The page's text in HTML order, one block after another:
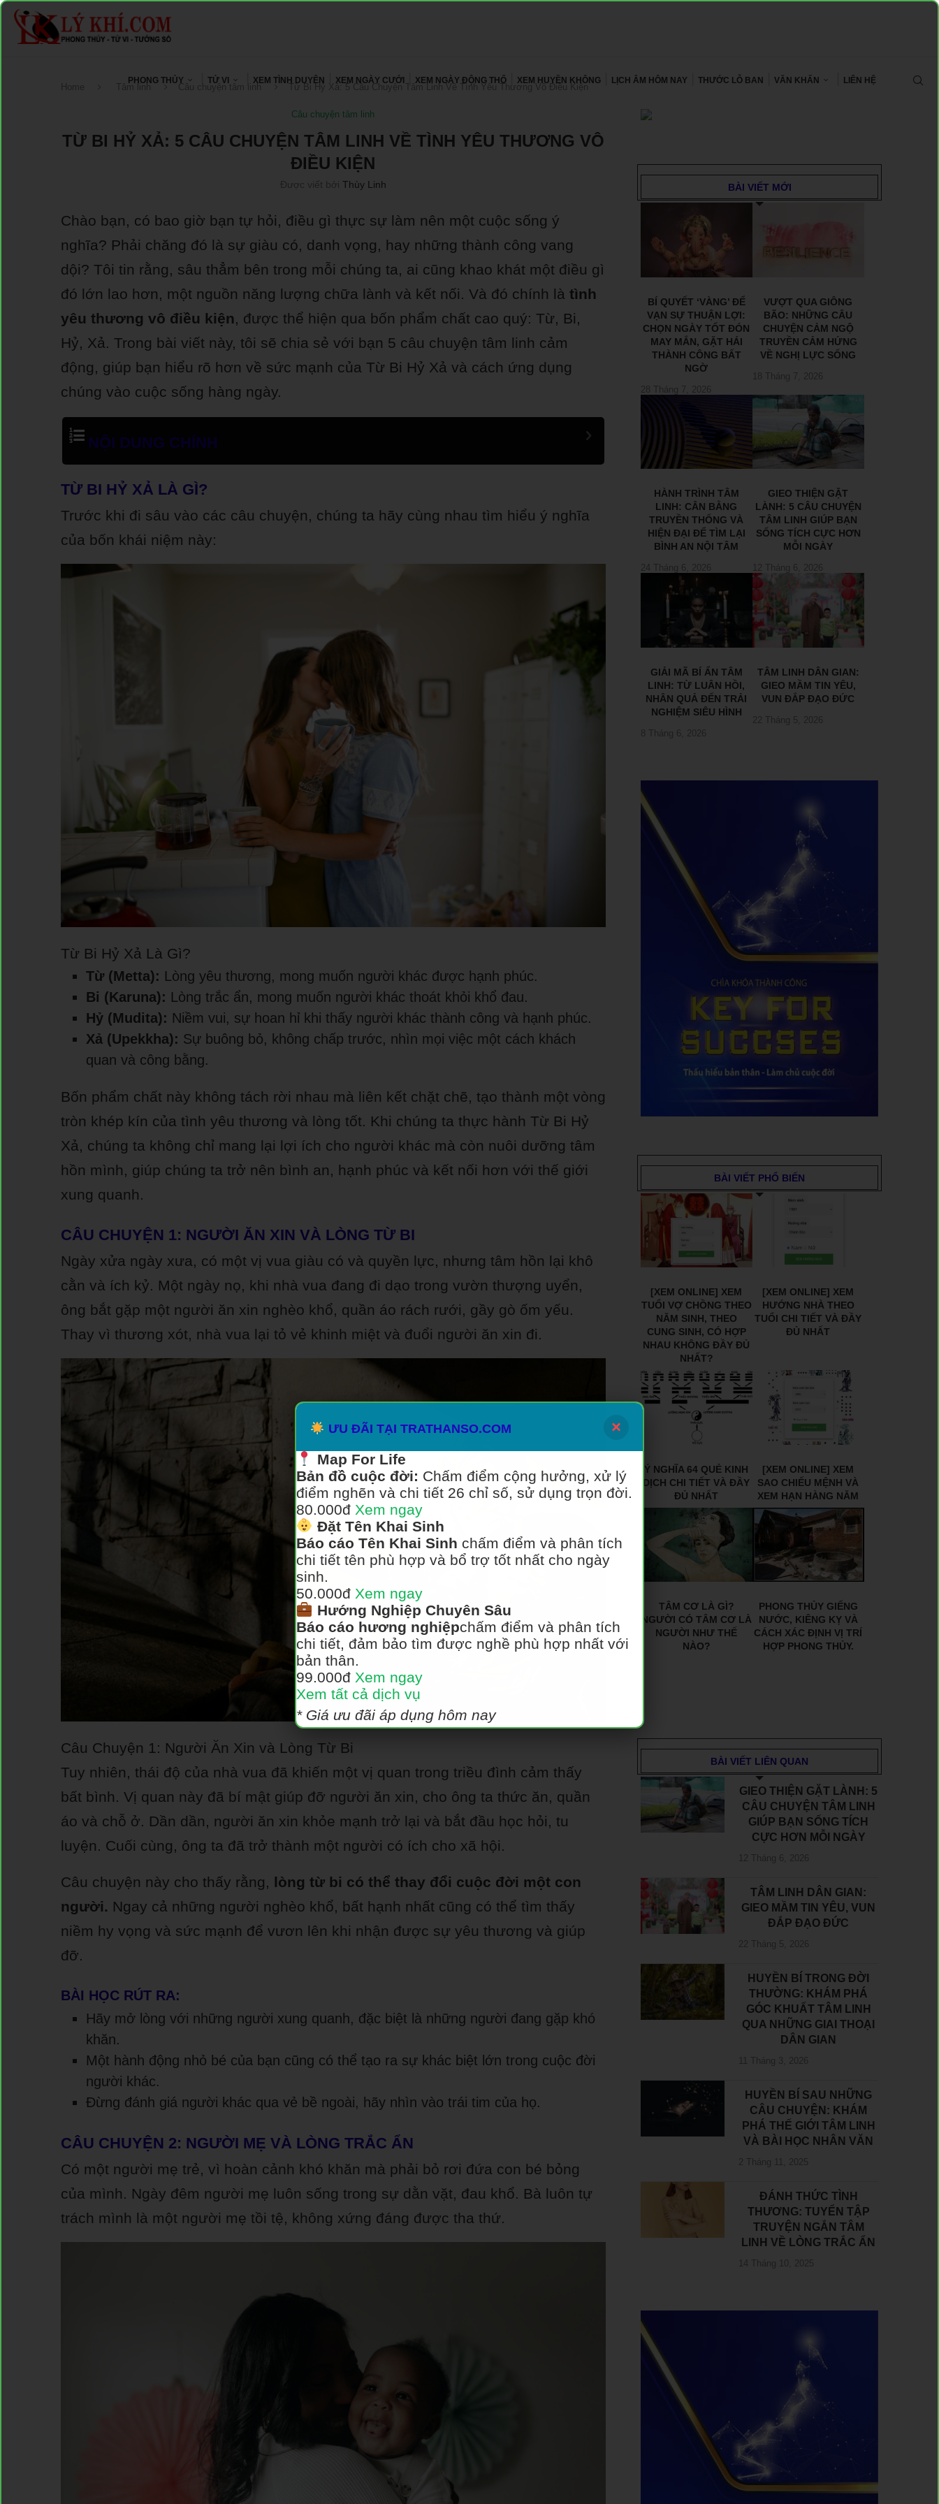
PHONG THỦY TỬ VI XEM TÌNH DUYÊN XEM NGÀY CƯỚI XEM NGÀY ĐỘNG THỔ XEM HUYỀN KHÔNG LỊCH ÂM HÔM NAY THƯỚC LỖ BAN VĂN KHẤN LIÊN HỆ
Home Tâm linh Câu chuyện tâm linh Từ Bi Hỷ Xả: 5 Câu Chuyện Tâm Linh Về Tình Yêu Thương Vô Điều Kiện
Câu chuyện tâm linh
TỪ BI HỶ XẢ: 5 CÂU CHUYỆN TÂM LINH VỀ TÌNH YÊU THƯƠNG VÔ
ĐIỀU KIỆN
Được viết bởi Thùy Linh
Chào bạn, có bao giờ bạn tự hỏi, điều gì thực sự làm nên một cuộc sống ý
nghĩa? Phải chăng đó là sự giàu có, danh vọng, hay những thành công vang
dội? Tôi tin rằng, sâu thẳm bên trong mỗi chúng ta, ai cũng khao khát một điều gì
đó lớn lao hơn, một nguồn năng lượng chữa lành và kết nối. Và đó chính là tình
yêu thương vô điều kiện, được thể hiện qua bốn phẩm chất cao quý: Từ, Bi,
Hỷ, Xả. Trong bài viết này, tôi sẽ chia sẻ với bạn 5 câu chuyện tâm linh cảm
động, giúp bạn hiểu rõ hơn về sức mạnh của Từ Bi Hỷ Xả và cách ứng dụng
chúng vào cuộc sống hàng ngày.
NỘI DUNG CHÍNH
TỪ BI HỶ XẢ LÀ GÌ?
Trước khi đi sâu vào các câu chuyện, chúng ta hãy cùng nhau tìm hiểu ý nghĩa
của bốn khái niệm này:
Từ Bi Hỷ Xả Là Gì?
Từ (Metta): Lòng yêu thương, mong muốn người khác được hạnh phúc.
Bi (Karuna): Lòng trắc ẩn, mong muốn người khác thoát khỏi khổ đau.
Hỷ (Mudita): Niềm vui, sự hoan hỉ khi thấy người khác thành công và hạnh phúc.
Xả (Upekkha): Sự buông bỏ, không chấp trước, nhìn mọi việc một cách khách
quan và công bằng.
Bốn phẩm chất này không tách rời nhau mà liên kết chặt chẽ, tạo thành một vòng
tròn khép kín của tình yêu thương và lòng tốt. Khi chúng ta thực hành Từ Bi Hỷ
Xả, chúng ta không chỉ mang lại lợi ích cho người khác mà còn nuôi dưỡng tâm
hồn mình, giúp chúng ta trở nên bình an, hạnh phúc và kết nối hơn với thế giới
xung quanh.
CÂU CHUYỆN 1: NGƯỜI ĂN XIN VÀ LÒNG TỪ BI
Ngày xửa ngày xưa, có một vị vua giàu có và quyền lực, nhưng tâm hồn lại khô
cằn và ích kỷ. Một ngày nọ, khi nhà vua đang đi dạo trong vườn thượng uyển,
ông bắt gặp một người ăn xin nghèo khổ, quần áo rách rưới, gầy gò ốm yếu.
Thay vì thương xót, nhà vua lại tỏ vẻ khinh miệt và đuổi người ăn xin đi.
Câu Chuyện 1: Người Ăn Xin và Lòng Từ Bi
Tuy nhiên, thái độ của nhà vua đã khiến một vị quan trong triều đình cảm thấy
bất bình. Vị quan này đã bí mật giúp đỡ người ăn xin, cho ông ta thức ăn, quần
áo và chỗ ở. Dần dần, người ăn xin khỏe mạnh trở lại và bắt đầu học hỏi, tu
luyện. Cuối cùng, ông ta đã trở thành một người có ích cho xã hội.
Câu chuyện này cho thấy rằng, lòng từ bi có thể thay đổi cuộc đời một con
người. Ngay cả những người nghèo khổ, bất hạnh nhất cũng có thể tìm thấy
niềm hy vọng và sức mạnh để vươn lên khi nhận được sự yêu thương và giúp
đỡ.
BÀI HỌC RÚT RA:
Hãy mở lòng với những người xung quanh, đặc biệt là những người đang gặp khó
khăn.
Một hành động nhỏ bé của bạn cũng có thể tạo ra sự khác biệt lớn trong cuộc đời
người khác.
Đừng đánh giá người khác qua vẻ bề ngoài, hãy nhìn vào trái tim của họ.
CÂU CHUYỆN 2: NGƯỜI MẸ VÀ LÒNG TRẮC ẨN
Có một người mẹ trẻ, vì hoàn cảnh khó khăn mà phải bỏ rơi đứa con bé bỏng
của mình. Ngày đêm người mẹ luôn sống trong sự dằn vặt, đau khổ. Bà luôn tự
trách mình là một người mẹ tồi tệ, không xứng đáng được tha thứ.
BÀI VIẾT MỚI
BÍ QUYẾT ‘VÀNG’ ĐỂ
VẠN SỰ THUẬN LỢI:
CHỌN NGÀY TỐT ĐÓN
MAY MẮN, GẶT HÁI
THÀNH CÔNG BẤT
NGỜ
28 Tháng 7, 2026
VƯỢT QUA GIÔNG
BÃO: NHỮNG CÂU
CHUYỆN CẢM NGỘ
TRUYỀN CẢM HỨNG
VỀ NGHỊ LỰC SỐNG
18 Tháng 7, 2026
HÀNH TRÌNH TÂM
LINH: CÂN BẰNG
TRUYỀN THỐNG VÀ
HIỆN ĐẠI ĐỂ TÌM LẠI
BÌNH AN NỘI TÂM
24 Tháng 6, 2026
GIEO THIỆN GẶT
LÀNH: 5 CÂU CHUYỆN
TÂM LINH GIÚP BẠN
SỐNG TÍCH CỰC HƠN
MỖI NGÀY
12 Tháng 6, 2026
GIẢI MÃ BÍ ẨN TÂM
LINH: TỪ LUÂN HỒI,
NHÂN QUẢ ĐẾN TRẢI
NGHIỆM SIÊU HÌNH
8 Tháng 6, 2026
TÂM LINH DÂN GIAN:
GIEO MẦM TIN YÊU,
VUN ĐẮP ĐẠO ĐỨC
22 Tháng 5, 2026
BÀI VIẾT PHỔ BIẾN
[XEM ONLINE] XEM
TUỔI VỢ CHỒNG THEO
NĂM SINH, THEO
CUNG SINH, CÓ HỢP
NHAU KHÔNG ĐẦY ĐỦ
NHẤT?
[XEM ONLINE] XEM
HƯỚNG NHÀ THEO
TUỔI CHI TIẾT VÀ ĐẦY
ĐỦ NHẤT
Ý NGHĨA 64 QUẺ KINH
DỊCH CHI TIẾT VÀ ĐẦY
ĐỦ NHẤT
[XEM ONLINE] XEM
SAO CHIẾU MỆNH VÀ
XEM HẠN HÀNG NĂM
TÂM CƠ LÀ GÌ?
NGƯỜI CÓ TÂM CƠ LÀ
NGƯỜI NHƯ THẾ
NÀO?
PHONG THỦY GIẾNG
NƯỚC, KIÊNG KỴ VÀ
CÁCH XÁC ĐỊNH VỊ TRÍ
HỢP PHONG THỦY.
BÀI VIẾT LIÊN QUAN
GIEO THIỆN GẶT LÀNH: 5
CÂU CHUYỆN TÂM LINH
GIÚP BẠN SỐNG TÍCH
CỰC HƠN MỖI NGÀY
12 Tháng 6, 2026
TÂM LINH DÂN GIAN:
GIEO MẦM TIN YÊU, VUN
ĐẮP ĐẠO ĐỨC
22 Tháng 5, 2026
HUYỀN BÍ TRONG ĐỜI
THƯỜNG: KHÁM PHÁ
GÓC KHUẤT TÂM LINH
QUA NHỮNG GIAI THOẠI
DÂN GIAN
11 Tháng 3, 2026
HUYỀN BÍ SAU NHỮNG
CÂU CHUYỆN: KHÁM
PHÁ THẾ GIỚI TÂM LINH
VÀ BÀI HỌC NHÂN VĂN
2 Tháng 11, 2025
ĐÁNH THỨC TÌNH
THƯƠNG: TUYỂN TẬP
TRUYỆN NGẮN TÂM
LINH VỀ LÒNG TRẮC ẨN
14 Tháng 10, 2025
ƯU ĐÃI TẠI TRATHANSO.COM ×
Map For Life
Bản đồ cuộc đời: Chấm điểm cộng hưởng, xử lý
điểm nghẽn và chi tiết 26 chỉ số, sử dụng trọn đời.
80.000đ Xem ngay
Đặt Tên Khai Sinh
Báo cáo Tên Khai Sinh chấm điểm và phân tích
chi tiết tên phù hợp và bổ trợ tốt nhất cho ngày
sinh.
50.000đ Xem ngay
Hướng Nghiệp Chuyên Sâu
Báo cáo hương nghiệpchấm điểm và phân tích
chi tiết, đảm bảo tìm được nghề phù hợp nhất với
bản thân.
99.000đ Xem ngay
Xem tất cả dịch vụ
* Giá ưu đãi áp dụng hôm nay